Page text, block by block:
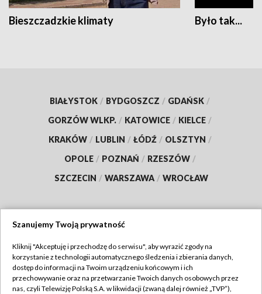
Bieszczadzkie klimaty Było tak...
BIAŁYSTOK / BYDGOSZCZ / GDAŃSK /
GORZÓW WLKP. / KATOWICE / KIELCE /
KRAKÓW / LUBLIN / ŁÓDŹ / OLSZTYN /
OPOLE / POZNAŃ / RZESZÓW /
SZCZECIN / WARSZAWA / WROCŁAW
TVP
Abonament TVP
Regulamin TVP
Szanujemy Twoją prywatność
Kliknij "Akceptuję i przechodzę do serwisu", aby wyrazić zgody na
korzystanie z technologii automatycznego śledzenia i zbierania danych,
dostęp do informacji na Twoim urządzeniu końcowym i ich
przechowywanie oraz na przetwarzanie Twoich danych osobowych przez
nas, czyli Telewizję Polską S.A. w likwidacji (zwaną dalej również „TVP”),